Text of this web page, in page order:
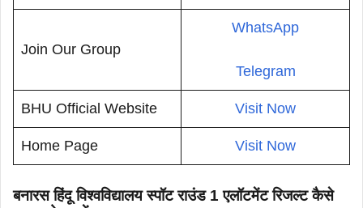
Join Our Group
WhatsApp
Telegram
BHU Official Website Visit Now
Home Page Visit Now
बनारस हिंदू विश्वविद्यालय स्पॉट राउंड 1 एलॉटमेंट रिजल्ट कैसे